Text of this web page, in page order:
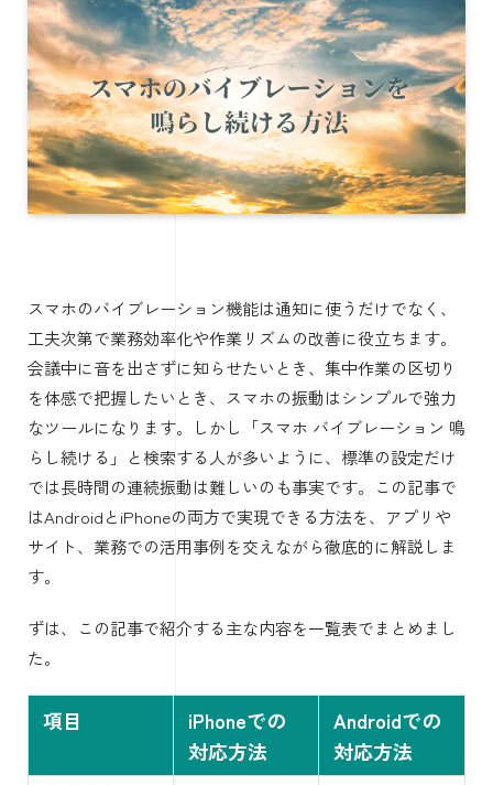
スマホのバイブレーション機能は通知に使うだけでなく、
工夫次第で業務効率化や作業リズムの改善に役立ちます。
会議中に音を出さずに知らせたいとき、集中作業の区切り
を体感で把握したいとき、スマホの振動はシンプルで強力
なツールになります。しかし「スマホ バイブレーション 鳴
らし続ける」と検索する人が多いように、標準の設定だけ
では長時間の連続振動は難しいのも事実です。この記事で
はAndroidとiPhoneの両方で実現できる方法を、アプリや
サイト、業務での活用事例を交えながら徹底的に解説しま
す。
ずは、この記事で紹介する主な内容を一覧表でまとめまし
た。
項目
iPhoneでの
対応方法
Androidでの
対応方法